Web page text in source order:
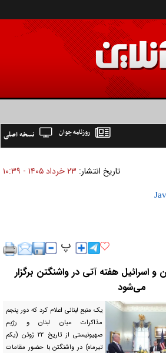
نسخه اصلی روزنامه جوان
تاریخ انتشار: ۲۳ خرداد ۱۴۰۵ - ۱۰:۳۹
و اسرائیل هفته آتی در واشنگتن برگزار
می‌شود
یک منبع لبنانی اعلام کرد که دور پنجم
مذاکرات میان لبنان و رژیم
صهیونیستی از تاریخ ۲۲ ژوئن (یکم
تیرماه) در واشنگتن با حضور مقامات